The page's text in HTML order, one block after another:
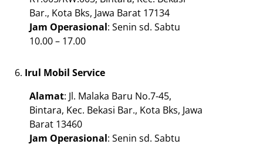
Bar., Kota Bks, Jawa Barat 17134
Jam Operasional: Senin sd. Sabtu
10.00 – 17.00
Irul Mobil Service
Alamat: Jl. Malaka Baru No.7-45,
Bintara, Kec. Bekasi Bar., Kota Bks, Jawa
Barat 13460
Jam Operasional: Senin sd. Sabtu